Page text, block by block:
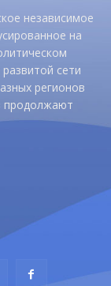
независимое
на
сети
регионов
продолжают